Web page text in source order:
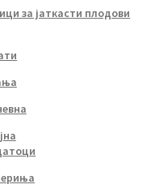
за јаткасти плодови